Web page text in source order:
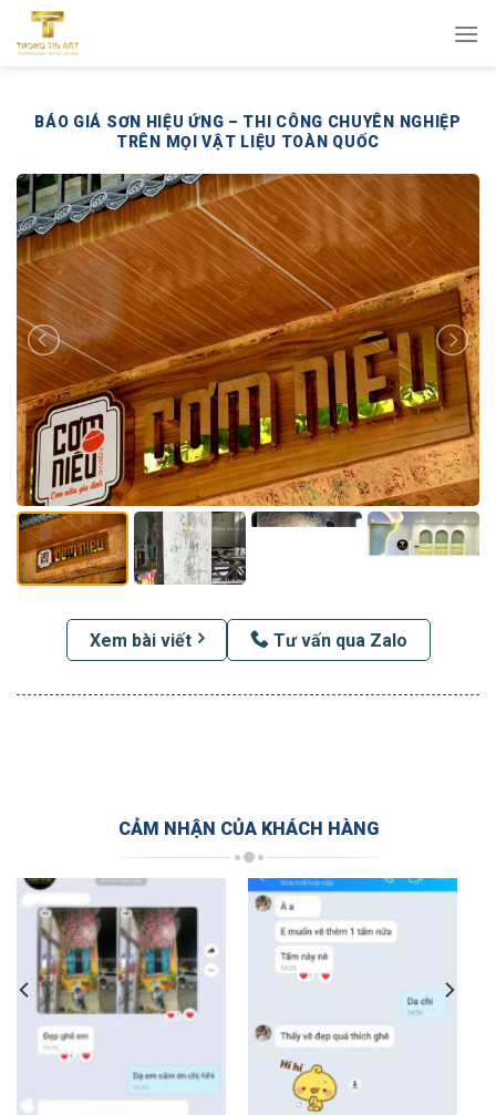
qua
BÁO GIÁ SƠN HIỆU ỨNG – THI CÔNG CHUYÊN NGHIỆP
TRÊN MỌI VẬT LIỆU TOÀN QUỐC
Xem bài viết Tư vấn qua Zalo
CẢM NHẬN CỦA KHÁCH HÀNG